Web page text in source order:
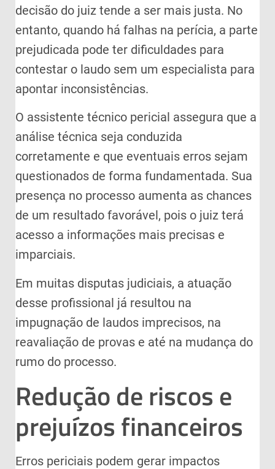
decisão do juiz tende a ser mais justa. No
entanto, quando há falhas na perícia, a parte
prejudicada pode ter dificuldades para
contestar o laudo sem um especialista para
apontar inconsistências.
O assistente técnico pericial assegura que a
análise técnica seja conduzida
corretamente e que eventuais erros sejam
questionados de forma fundamentada. Sua
presença no processo aumenta as chances
de um resultado favorável, pois o juiz terá
acesso a informações mais precisas e
imparciais.
Em muitas disputas judiciais, a atuação
desse profissional já resultou na
impugnação de laudos imprecisos, na
reavaliação de provas e até na mudança do
rumo do processo.
Redução de riscos e
prejuízos financeiros
Erros periciais podem gerar impactos